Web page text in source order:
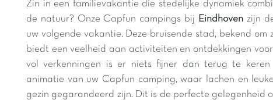
Zin in een familievakantie die stedelijke dynamiek
de natuur? Onze Capfun campings bij
Eindhovenzijn
uw volgende vakantie. Deze bruisende stad, bekend om
biedt een veelheid aan activiteiten en ontdekkingen
vol verkenningen is er niets fijner dan terug te
animatie van uw Capfun camping, waar lachen en
gezin gegarandeerd zijn. Dit is de perfecte gelegenheid